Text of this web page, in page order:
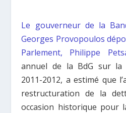
Le gouverneur de la
Georges Provopoulos
Parlement, Philippe
annuel de la BdG sur la
2011-2012, a estimé que
restructuration de la
occasion historique pour